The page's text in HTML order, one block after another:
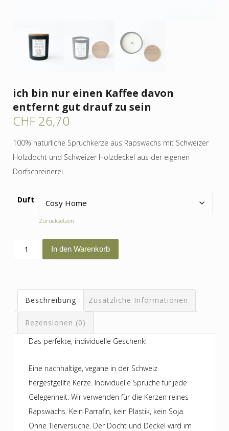
ich bin nur einen Kaffee davon
entfernt gut drauf zu sein
CHF26,70
100% natürliche Spruchkerze aus Rapswachs mit Schweizer
Holzdocht und Schweizer Holzdeckel aus der eigenen
Dorfschreinerei.
Duft
Zurücksetzen
einen
Kaffee
entfernt
Menge
In den Warenkorb
Beschreibung Zusätzliche Informationen
Rezensionen (0)
Das perfekte, individuelle Geschenk!
Eine nachhaltige, vegane in der Schweiz
hergestgellte Kerze. Individuelle Sprüche für jede
Gelegenheit. Wir verwenden für die Kerzen reines
Rapswachs. Kein Parrafin, kein Plastik, kein Soja.
Ohne Tierversuche. Der Docht und Deckel wird im